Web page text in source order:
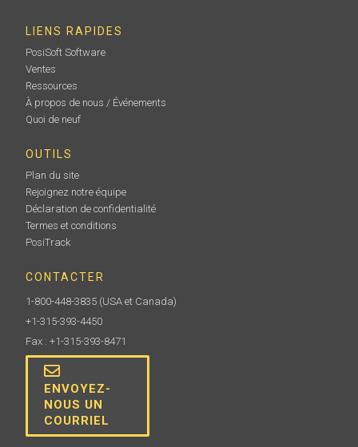
LIENS RAPIDES
PosiSoft Software
Ventes
Ressources
À propos de nous / Événements
Quoi de neuf
OUTILS
Plan du site
Rejoignez notre équipe
Déclaration de confidentialité
Termes et conditions
PosiTrack
CONTACTER
1-800-448-3835 (USA et Canada)
+1-315-393-4450
Fax : +1-315-393-8471
ENVOYEZ-
NOUS UN
COURRIEL